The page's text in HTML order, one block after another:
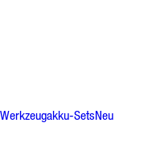
Werkzeugakku-SetsNeu